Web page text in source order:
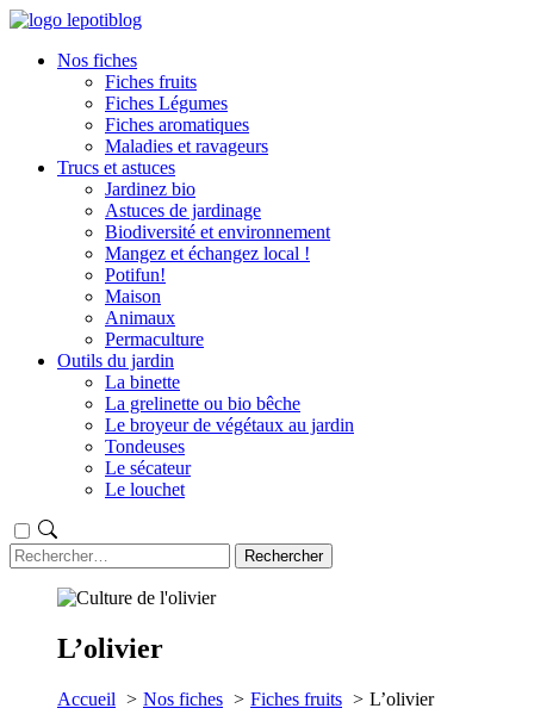
Nos fiches
Fiches fruits
Fiches Légumes
Fiches aromatiques
Maladies et ravageurs
Trucs et astuces
Jardinez bio
Astuces de jardinage
Biodiversité et environnement
Mangez et échangez local !
Potifun!
Maison
Animaux
Permaculture
Outils du jardin
La binette
La grelinette ou bio bêche
Le broyeur de végétaux au jardin
Tondeuses
Le sécateur
Le louchet
Rechercher :
L’olivier
Accueil Nos fiches Fiches fruits
L’olivier